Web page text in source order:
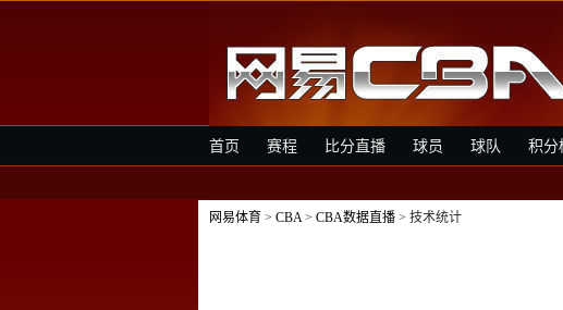
首页 赛程 比分直播 球员 球队 积分
网易体育 > CBA> CBA数据直播 > 技术统计